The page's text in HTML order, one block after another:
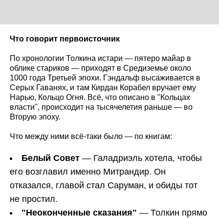
Что говорит первоисточник
По хронологии Толкина истари — пятеро майар в
облике стариков — приходят в Средиземье около
1000 года Третьей эпохи. Гэндальф высаживается в
Серых Гаванях, и там Кирдан Корабел вручает ему
Нарью, Кольцо Огня. Всё, что описано в "Кольцах
власти", происходит на тысячелетия раньше — во
Вторую эпоху.
Что между ними всё-таки было — по книгам:
Белый Совет — Галадриэль хотела, чтобы
его возглавил именно Митрандир. Он
отказался, главой стал Саруман, и обиды тот
не простил.
"Неоконченные сказания" — Толкин прямо